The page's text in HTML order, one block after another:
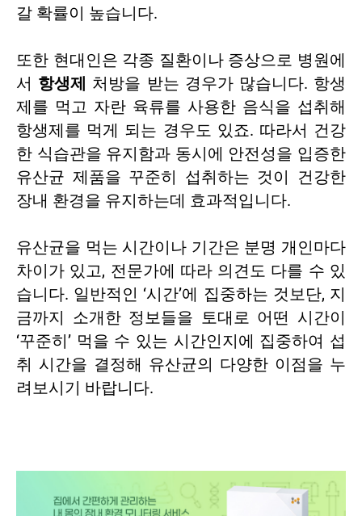
갈 확률이 높습니다.
또한 현대인은 각종 질환이나 증상으로 병원에
서 항생제
처방을 받는 경우가 많습니다. 항생
제를 먹고 자란 육류를 사용한 음식을 섭취해
항생제를 먹게 되는 경우도 있죠. 따라서 건강
한 식습관을 유지함과 동시에 안전성을 입증한
유산균 제품을 꾸준히 섭취하는 것이 건강한
장내 환경을 유지하는데 효과적입니다.
유산균을 먹는 시간이나 기간은 분명 개인마다
차이가 있고, 전문가에 따라 의견도 다를 수 있
습니다. 일반적인 ‘시간’에 집중하는 것보단, 지
금까지 소개한 정보들을 토대로 어떤 시간이
‘꾸준히’ 먹을 수 있는 시간인지에 집중하여 섭
취 시간을 결정해 유산균의 다양한 이점을 누
려보시기 바랍니다.